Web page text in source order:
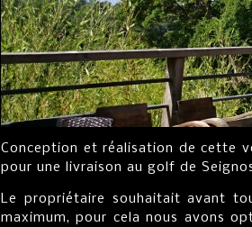
Conception et réalisation de cette
pour une livraison au golf de
Le propriétaire souhaitait avant
maximum, pour cela nous avons